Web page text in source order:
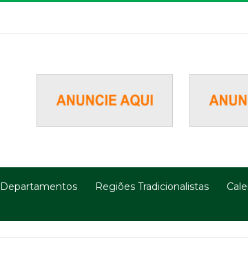
Departamentos Regiões Tradicionalistas